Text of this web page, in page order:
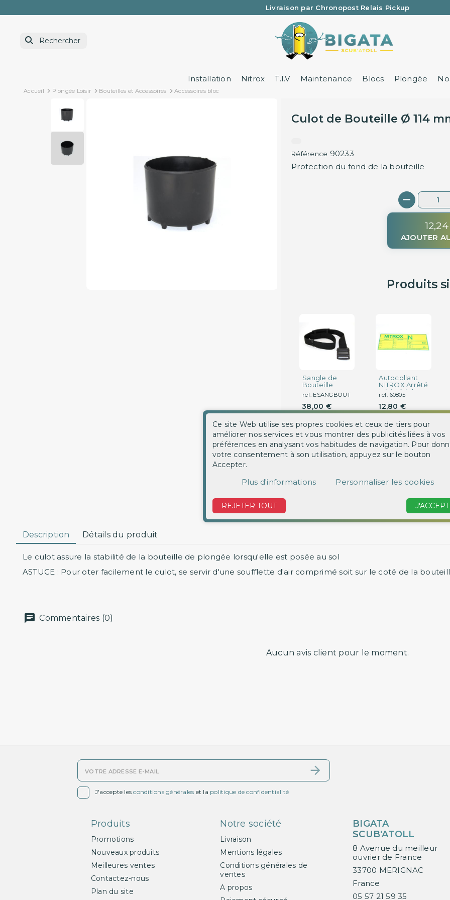
Livraison par Chronopost Relais Pickup
Une question ? Un renseignement ? 05 57 21 59 35
Installation Nitrox T.I.V Maintenance Blocs Plongée
Accueil Plongée Loisir Bouteilles et Accessoires Accessoires bloc
Culot de Bouteille Ø 114
Référence 90233
Protection du fond de la bouteille
AJOUTER
Produits
Sangle de
Bouteille
ref. ESANGBOUT
38,00 €
DÉTAIL
Autocollant
NITROX Arrêté
Ministériel
ref. 60805
12,80 €
CHOISISSEZ
UNE
OPTION
‹
Description Détails du produit
Le culot assure la stabilité de la bouteille de plongée lorsqu'elle est posée au sol
ASTUCE : Pour oter facilement le culot, se servir d'une soufflette d'air comprimé soit sur le coté de la
Commentaires (0)
Aucun avis client pour le moment.
J'accepte lesconditions générales et la politique de confidentialité
Produits
Promotions
Nouveaux produits
Meilleures ventes
Contactez-nous
Plan du site
Notre société
Livraison
Mentions légales
Conditions générales de
ventes
A propos
BIGATA
SCUB'ATOLL
8 Avenue du meilleur
ouvrier de France
33700 MERIGNAC
France
05 57 21 59 35
Ce site Web utilise ses propres cookies et ceux de tiers pour
améliorer nos services et vous montrer des publicités liées à vos
préférences en analysant vos habitudes de navigation. Pour
votre consentement à son utilisation, appuyez sur le bouton
Accepter.
Plus d'informations Personnaliser les cookies
REJETER TOUT